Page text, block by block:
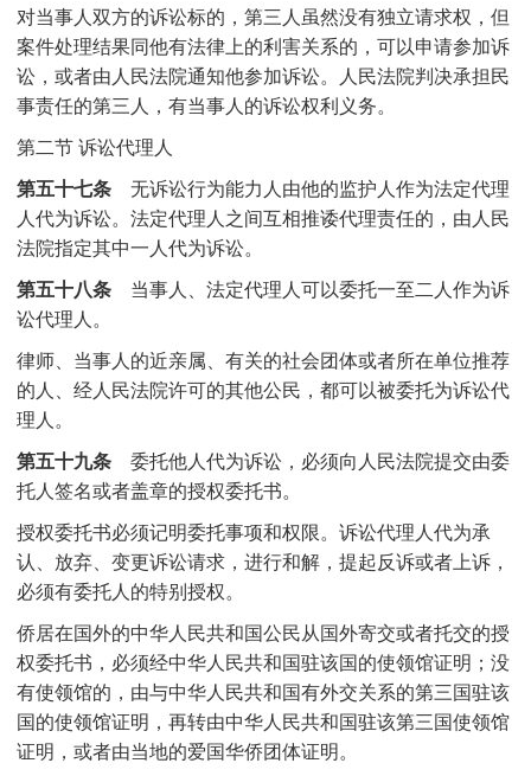
对当事人双方的诉讼标的，第三人虽然没有独立请求权，但
案件处理结果同他有法律上的利害关系的，可以申请参加诉
讼，或者由人民法院通知他参加诉讼。人民法院判决承担民
事责任的第三人，有当事人的诉讼权利义务。
第二节 诉讼代理人
第五十七条无诉讼行为能力人由他的监护人作为法定代理
人代为诉讼。法定代理人之间互相推诿代理责任的，由人民
法院指定其中一人代为诉讼。
第五十八条 当事人、法定代理人可以委托一至二人作为诉
讼代理人。
律师、当事人的近亲属、有关的社会团体或者所在单位推荐
的人、经人民法院许可的其他公民，都可以被委托为诉讼代
理人。
第五十九条委托他人代为诉讼，必须向人民法院提交由委
托人签名或者盖章的授权委托书。
授权委托书必须记明委托事项和权限。诉讼代理人代为承
认、放弃、变更诉讼请求，进行和解，提起反诉或者上诉，
必须有委托人的特别授权。
侨居在国外的中华人民共和国公民从国外寄交或者托交的授
权委托书，必须经中华人民共和国驻该国的使领馆证明；没
有使领馆的，由与中华人民共和国有外交关系的第三国驻该
国的使领馆证明，再转由中华人民共和国驻该第三国使领馆
证明，或者由当地的爱国华侨团体证明。